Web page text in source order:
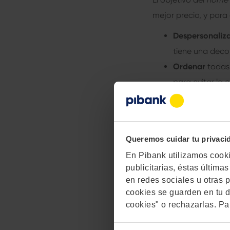
Queremos cuidar tu
En Pibank utilizamos
publicitarias, éstas
en redes sociales u otras
cookies se guarden en tu
cookies" o rechazarlas.
mejor precio, y
tiene una
Ordenar
para evitar la
Despejar
obvias.
Repararlos
más atractiva
Resumiendo: el
aplicar estas
No se trata de